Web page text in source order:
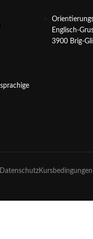
Englisch-
3900 Brig-
DatenschutzKursbedingungen